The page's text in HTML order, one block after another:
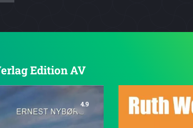
Edition AV
4.9